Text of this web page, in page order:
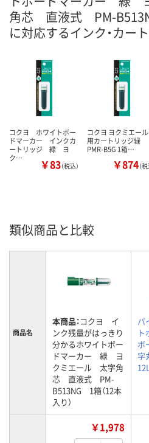
角芯 直液式 PM-
に対応するインク・カー
コクヨ ホワイトボー
ドマーカー インクカ
ートリッジ 緑 ヨ
ク…
￥83（税込）
コクヨ ヨクミエー
用カートリッジ緑
PMR-B5G 1箱…
￥874（
類似商品と比較
商品名
本商品：コクヨ イ
ンク残量がはっきり
分かるホワイトボー
ドマーカー 緑 ヨ
クミエール 太字角
芯 直液式 PM-
B513NG 1箱（12本
入り）
パ
ボ
字
￥1,978